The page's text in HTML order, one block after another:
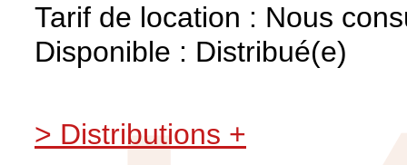
Tarif de location : Nous
Disponible : Distribué(e)
> Distributions +